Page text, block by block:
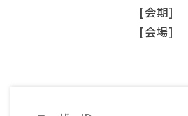
[会期]
[会場]